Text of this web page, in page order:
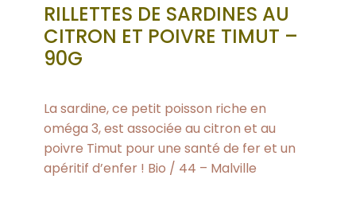
RILLETTES DE SARDINES AU
CITRON ET POIVRE TIMUT –
90G
La sardine, ce petit poisson riche en
oméga 3, est associée au citron et au
poivre Timut pour une santé de fer et un
apéritif d’enfer ! Bio / 44 – Malville